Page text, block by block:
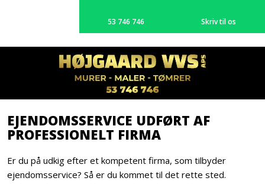
53 746 746 Skriv til os
EJENDOMSSERVICE UDFØRT AF
PROFESSIONELT FIRMA
​Er du på udkig efter et kompetent firma, som tilbyder
ejendomsservice? Så er du kommet til det rette sted.